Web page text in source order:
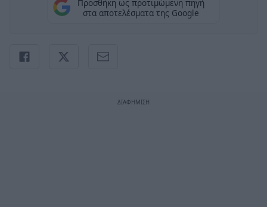
Προσθήκη ως προτιμώμενη πηγή
στα αποτελέσματα της Google